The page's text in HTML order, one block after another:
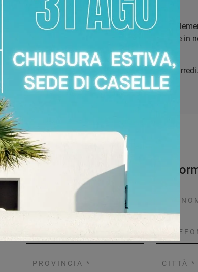
d'arredo a Settimo Torinese?
e consulenza per l'abbinamento di
visionare i campioni di materiali direttamente in
Crown?
l'acquisto dello Specchio Crown e di altri
Richiedi Maggiori